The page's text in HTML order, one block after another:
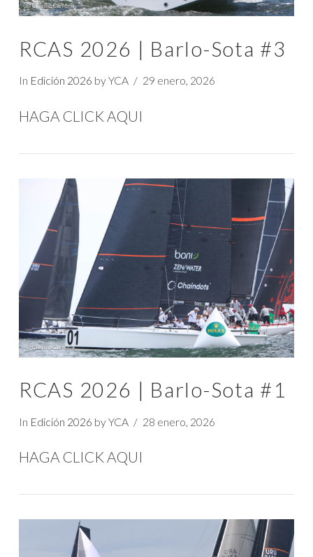
VIEW POST
RCAS 2026 | Barlo-Sota #3
In Edición 2026 by YCA 29 enero, 2026
HAGA CLICK AQUI
RCAS 2026 | Barlo-Sota #1
In Edición 2026 by YCA 28 enero, 2026
HAGA CLICK AQUI